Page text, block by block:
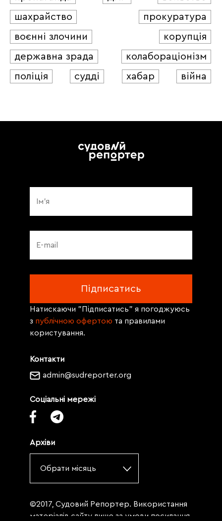
шахрайство
прокуратура
воєнні злочини
корупція
державна зрада
колабораціонізм
поліція
судді хабар війна
Контакти
admin@sudreporter.org
Соціальні мережі
Архіви
Обрати місяць
Натискаючи "Підписатись" я погоджуюсь
з публічною офертою та правилами
користування.
©2017, Судовий Репортер. Використання
матеріалів сайту лише за умови посилання